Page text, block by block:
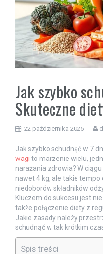
Jak szybko
Skuteczne
22 października 2025
Jak szybko schudnąć w 7
wagi to marzenie wielu,
narażania zdrowia? W
nawet 4 kg, ale takie tempo
niedoborów składników
Kluczem do sukcesu jest
także połączenie diety z
Jakie zasady należy
schudnąć w tak krótkim
Spis treści